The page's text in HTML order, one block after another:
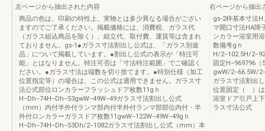
左ページから抽出された内容
商品の色は、印刷の特性上、実物とは多少異なる場合がござい
ますのでご了承ください。掲載価格には、消費税、ガラス代
（ガラス組込商品を除く）、組立代、取付費、運賃等は含まれ
ておりません。gs-1●ガラス寸法割出し公式は、「ガラス別途
品」について掲載しています。●割出し公式の表示が「特注可
能」とはなりません。特注可否は「寸法特注範囲」でご確認く
ださい。●ガラス寸法は端数を切り捨てます。●特別仕様（加工
位置指定等）の場合は、この公式は適用できません。ガラス寸
法公式部位ロンカラーフラッシュドア枚数11gｈ
H−Dh−74H−Dh−53gwW−49W−49ガラス寸法割出し公式
（mm）内付半外付ランマ部内付半外付ランマ部部位内付・半
外付ロンカラーガラスドア枚数11gwW−122W−49W−49gｈ
H−Dh−74H−Dh−53Dh/2−1082ガラス寸法割出し公式（mm）本
右ページから抽出
gs-2枠基本寸法
マ開口寸法HA障
ンカラー浴室用
数備考gｈ
H/2−102.5H/
固定H−969796（
gwW/2−66.5W/
ガラス寸法割出
位置固定（ ）は
浴室ドア引戸上
ラス寸法公式